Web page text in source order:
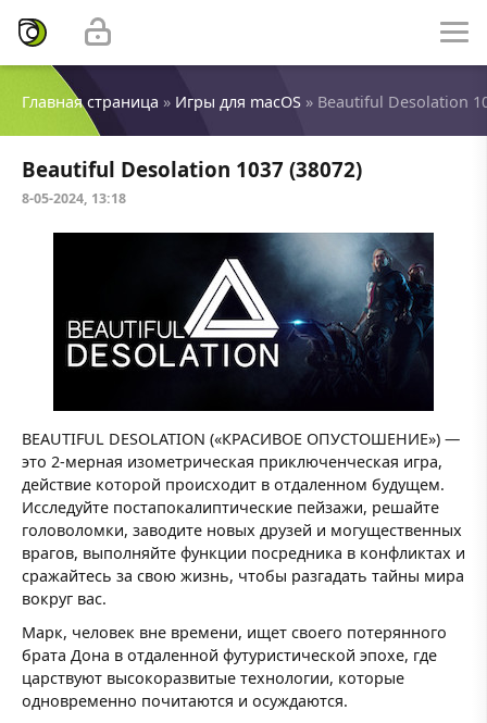
Главная страница » Игры для macOS » Beautiful Desolation
Beautiful Desolation 1037 (38072)
8-05-2024, 13:18
BEAUTIFUL DESOLATION («КРАСИВОЕ ОПУСТОШЕНИЕ») —
это 2-мерная изометрическая приключенческая игра,
действие которой происходит в отдаленном будущем.
Исследуйте постапокалиптические пейзажи, решайте
головоломки, заводите новых друзей и могущественных
врагов, выполняйте функции посредника в конфликтах и
сражайтесь за свою жизнь, чтобы разгадать тайны мира
вокруг вас.
Марк, человек вне времени, ищет своего потерянного
брата Дона в отдаленной футуристической эпохе, где
царствуют высокоразвитые технологии, которые
одновременно почитаются и осуждаются.